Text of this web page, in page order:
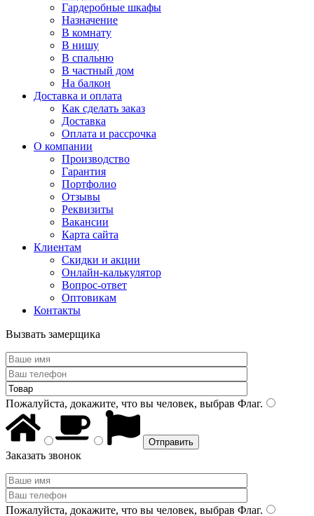
Гардеробные шкафы
Назначение
В комнату
В нишу
В спальню
В частный дом
На балкон
Доставка и оплата
Как сделать заказ
Доставка
Оплата и рассрочка
О компании
Производство
Гарантия
Портфолио
Отзывы
Реквизиты
Вакансии
Карта сайта
Клиентам
Скидки и акции
Онлайн-калькулятор
Вопрос-ответ
Оптовикам
Контакты
Вызвать замерщика
Пожалуйста, докажите, что вы человек, выбрав Флаг.
Заказать звонок
Пожалуйста, докажите, что вы человек, выбрав Флаг.